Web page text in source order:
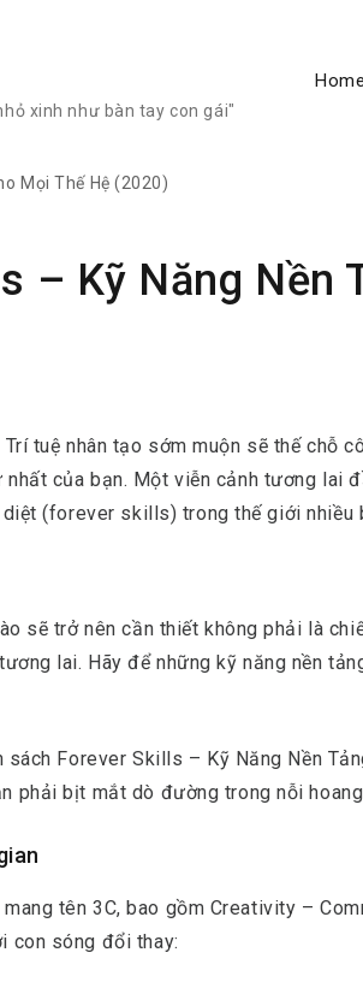
xinh như bàn tay con gái"
Mọi Thế Hệ (2020)
– Kỹ Năng Nền
tuệ nhân tạo sớm muộn sẽ thế chỗ
của bạn. Một viễn cảnh tương lai
(forever skills) trong thế giới nhiều
sẽ trở nên cần thiết không phải là
lai. Hãy để những kỹ năng nền
Forever Skills – Kỹ Năng Nền
phải bịt mắt dò đường trong nỗi
tên 3C, bao gồm Creativity –
con sóng đổi thay: